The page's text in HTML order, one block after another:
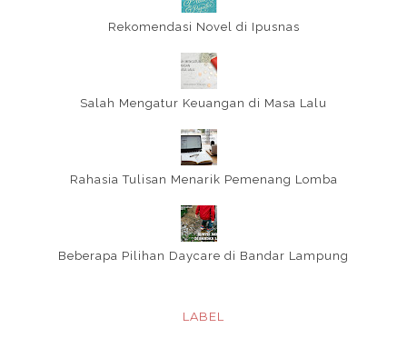
Rekomendasi Novel di Ipusnas
Salah Mengatur Keuangan di Masa Lalu
Rahasia Tulisan Menarik Pemenang Lomba
Beberapa Pilihan Daycare di Bandar Lampung
LABEL